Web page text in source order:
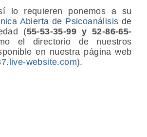
lo requieren ponemos a su
Abierta de Psicoanálisis de
(55-53-35-99 y 52-86-65-
el directorio de nuestros
en nuestra página web
website.com).